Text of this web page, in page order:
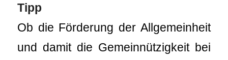
Tipp
Ob die Förderung der Allgemeinheit
und damit die Gemeinnützigkeit bei